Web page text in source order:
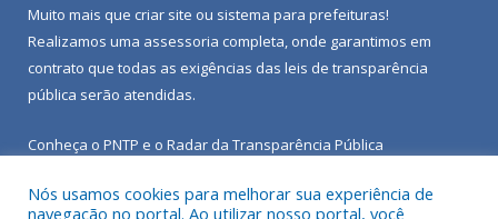
Muito mais que criar site ou sistema para prefeituras!
Realizamos uma assessoria completa, onde garantimos em
contrato que todas as exigências das leis de transparência
pública serão atendidas.
Conheça o PNTP e o Radar da Transparência Pública
Nós usamos cookies para melhorar sua experiência de
navegação no portal. Ao utilizar nosso portal, você